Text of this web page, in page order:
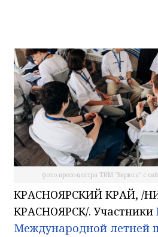
фото пресс-центра ТИМ "Бирюса" с
КРАСНОЯРСКИЙ КРАЙ, /
КРАСНОЯРСК/. Участники
Международной летней